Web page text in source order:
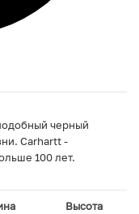
черный
Carhartt -
100 лет.
Высота